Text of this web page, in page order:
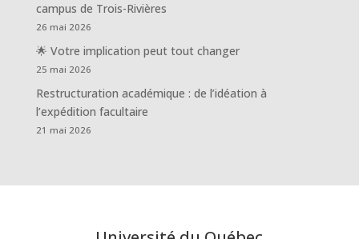
campus de Trois-Rivières
26 mai 2026
🌟 Votre implication peut tout changer
25 mai 2026
Restructuration académique : de l’idéation à
l’expédition facultaire
21 mai 2026